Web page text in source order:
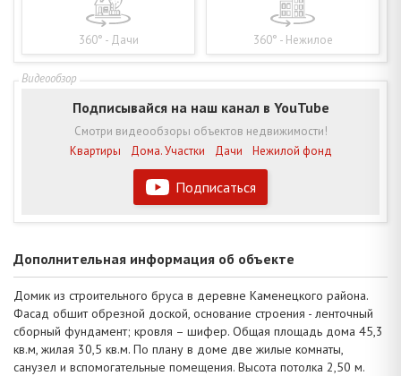
360° - Дачи 360° - Нежилое
Подписаться
Подписывайся на наш канал в YouTube
Смотри видеообзоры объектов недвижимости!
Квартиры
Дома. Участки Дачи Нежилой фонд
Дополнительная информация об объекте
Домик из строительного бруса в деревне Каменецкого района.
Фасад обшит обрезной доской, основание строения - ленточный
сборный фундамент; кровля – шифер. Общая площадь дома 45,3
кв.м, жилая 30,5 кв.м. По плану в доме две жилые комнаты,
санузел и вспомогательные помещения. Высота потолка 2,50 м.